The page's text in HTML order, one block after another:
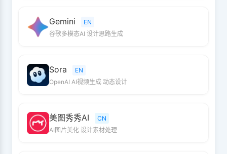
Gemini
EN
谷歌多模态AI 设计思路生成
Sora
EN
OpenAI AI视频生成 动态设计
美图秀秀AI
CN
AI图片美化 设计素材处理